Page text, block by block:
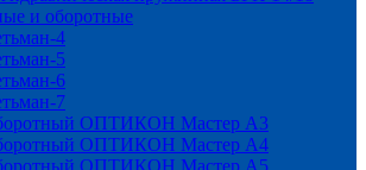
и оборотные
4
5
6
7
ОПТИКОН Мастер А3
ОПТИКОН Мастер А4
ОПТИКОН Мастер А5